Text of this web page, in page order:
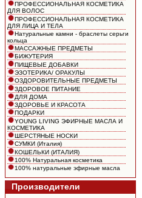
ПРОФЕССИОНАЛЬНАЯ КОСМЕТИКА
ДЛЯ ВОЛОС
ПРОФЕССИОНАЛЬНАЯ КОСМЕТИКА
ДЛЯ ЛИЦА И ТЕЛА
Натуральные камни - браслеты серьги
кольца
МАССАЖНЫЕ ПРЕДМЕТЫ
БИЖУТЕРИЯ
ПИЩЕВЫЕ ДОБАВКИ
ЭЗОТЕРИКА/ ОРАКУЛЫ
ОЗДОРОВИТЕЛЬНЫЕ ПРЕДМЕТЫ
ЗДОРОВОЕ ПИТАНИЕ
ДЛЯ ДОМА
ЗДОРОВЬЕ И КРАСОТА
ПОДАРКИ
YOUNG LIVING ЭФИРНЫЕ МАСЛА И
КОСМЕТИКА
ШЕРСТЯНЫЕ НОСКИ
СУМКИ (Италия)
КОШЕЛЬКИ (ИТАЛИЯ)
100% Натуральная косметика
100% натуральные эфирные масла
Производители